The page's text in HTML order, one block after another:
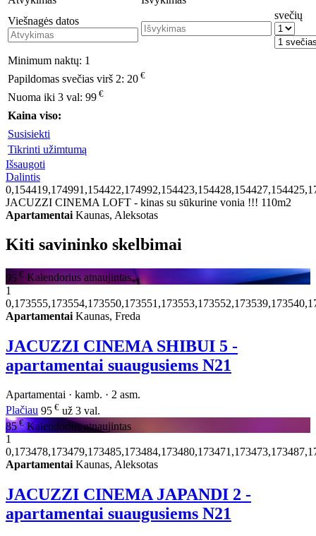
Viešnagės datos
svečių
Minimum naktų: 1
Papildomas svečias virš 2: 20 €
Nuoma iki 3 val: 99 €
Kaina viso:
Susisiekti
Tikrinti užimtumą
Išsaugoti
Dalintis
JACUZZI CINEMA LOFT - kinas su sūkurine vonia !!! 110m2
Apartamentai Kaunas, Aleksotas
Kiti savininko skelbimai
95 € Kalendorius atnaujintas
1
Apartamentai Kaunas, Freda
JACUZZI CINEMA SHIBUI 5 -
apartamentai suaugusiems N21
Apartamentai · kamb. · 2 asm.
Plačiau 95 € už 3 val.
85€ Kalendorius atnaujintas
1
Apartamentai Kaunas, Aleksotas
JACUZZI CINEMA JAPANDI 2 -
apartamentai suaugusiems N21